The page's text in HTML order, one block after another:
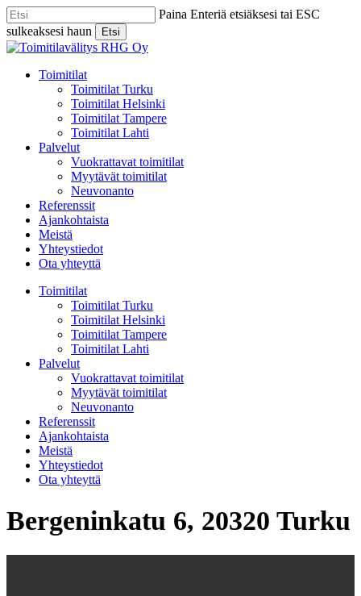
Skip
to
main
content
Paina Enteriä etsiäksesi tai ESC
sulkeaksesi haun
Etsi
Close
Menu
Toimitilat
Toimitilat Turku
Toimitilat Helsinki
Toimitilat Tampere
Toimitilat Lahti
Palvelut
Vuokrattavat toimitilat
Myytävät toimitilat
Neuvonanto
Referenssit
Ajankohtaista
Meistä
Yhteystiedot
Ota yhteyttä
Toimitilat
Toimitilat Turku
Toimitilat Helsinki
Toimitilat Tampere
Toimitilat Lahti
Palvelut
Vuokrattavat toimitilat
Myytävät toimitilat
Neuvonanto
Referenssit
Ajankohtaista
Meistä
Yhteystiedot
Ota yhteyttä
Bergeninkatu 6, 20320 Turku